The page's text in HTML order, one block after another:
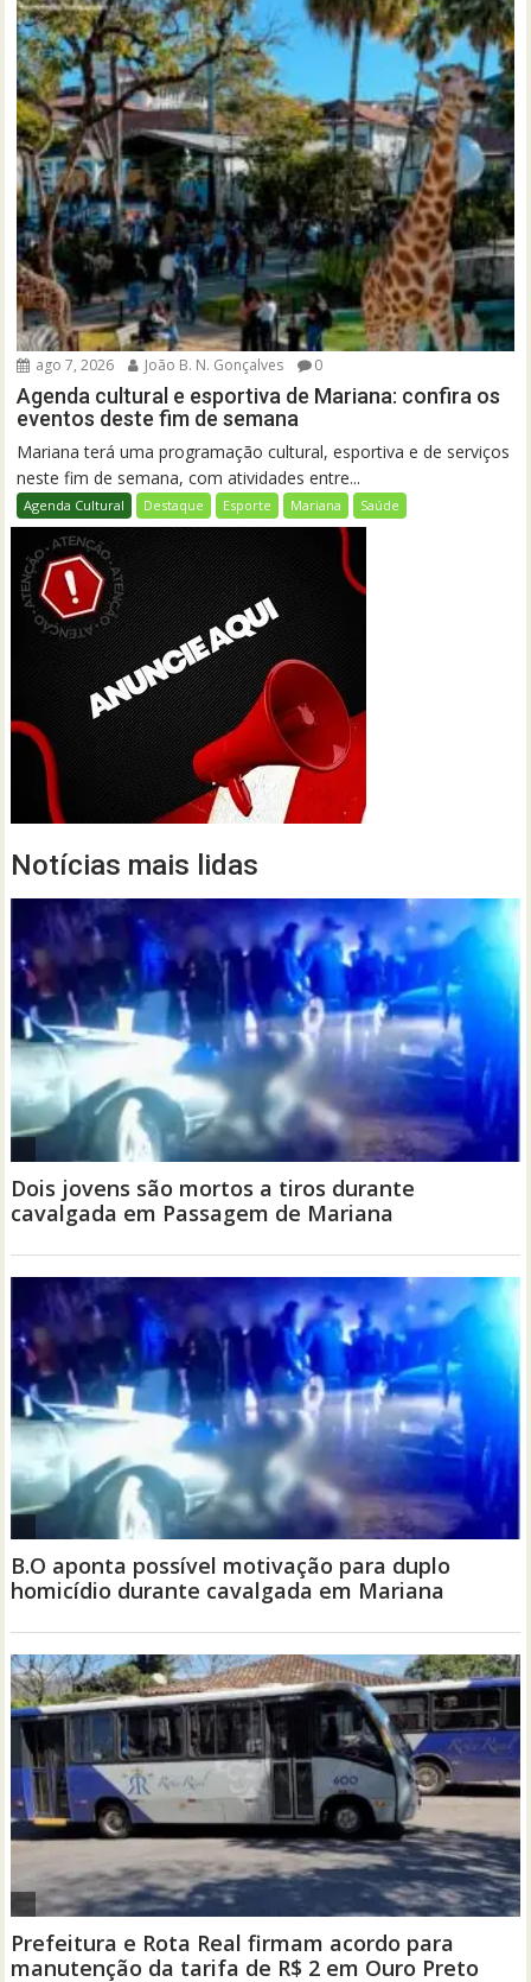
ago 7, 2026 João B. N. Gonçalves 0
Agenda cultural e esportiva de Mariana: confira os
eventos deste fim de semana
Mariana terá uma programação cultural, esportiva e de serviços
neste fim de semana, com atividades entre...
Agenda Cultural Destaque Esporte Mariana Saúde
Notícias mais lidas